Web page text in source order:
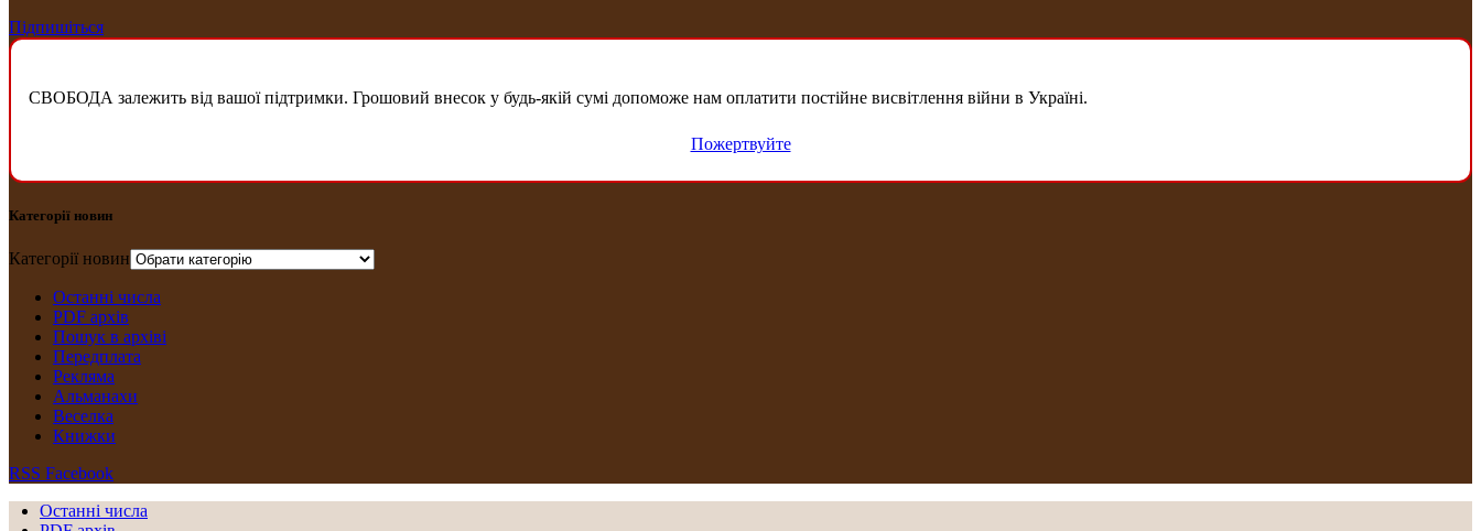
Підпишіться
СВОБОДА залежить від вашої підтримки. Грошовий внесок у будь-якій сумі допоможе нам оплатити постійне висвітлення війни в Україні.
Пожертвуйте
Категорії новин
Категорії новин
Останні числа
PDF архів
Пошук в архіві
Передплата
Рекляма
Альманахи
Веселка
Книжки
RSS Facebook
Останні числа